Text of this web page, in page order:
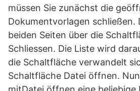
müssen Sie zunächst die
Dokumentvorlagen schließen.
beiden Seiten über die
Schliessen. Die Liste wird
die Schaltfläche verwandelt
Schaltfläche Datei öffnen.